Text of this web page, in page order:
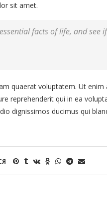
sit amet.
facts of life, and
quaerat voluptatem. Ut
reprehenderit qui in ea
dignissimos ducimus qui